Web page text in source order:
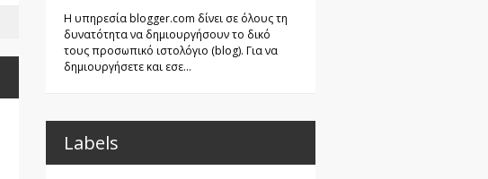
Η υπηρεσία blogger.com δίνει σε όλους τη
δυνατότητα να δημιουργήσουν το δικό
τους προσωπικό ιστολόγιο (blog). Για να
δημιουργήσετε και εσε...
Labels